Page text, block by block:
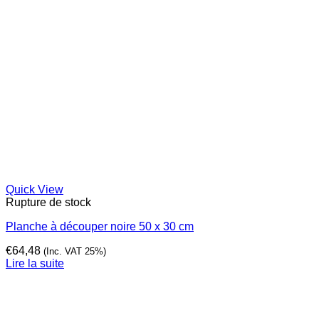
Quick View
Rupture de stock
Planche à découper noire 50 x 30 cm
€64,48 (Inc. VAT 25%)
Lire la suite